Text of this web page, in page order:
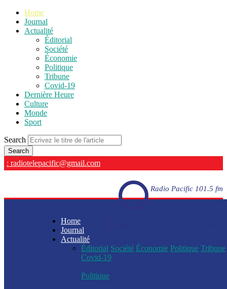
Home
Journal
Actualité
Éditorial
Société
Économie
Politique
Tribune
Covid-19
Dernière Heure
Culture
Monde
Sport
Search
: radiotelepacific@gmail.com
Radio Pacific 101.5 fm
Home
Journal
Actualité
Éditorial Société Économie Politique Tribune
Covid-19
Politique